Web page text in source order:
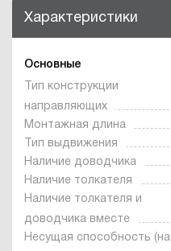
Характеристики
Основные
Тип конструкции
направляющих
Монтажная длина
Тип выдвижения
Наличие доводчика
Наличие толкателя
Наличие толкателя и
доводчика вместе
Несущая способность (на